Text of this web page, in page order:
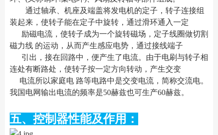
通过轴承、机座及端盖将发电机的定子，转子连接组
装起来，使转子能在定子中旋转，通过滑环通入一定
励磁电流，使转子成为一个旋转磁场，定子线圈做切割
磁力线 的运动，从而产生感应电势，通过接线端子
引出，接在回路中，便产生了电流。由于电刷与转子相
连处有断路处，使转子按一定方向转动，产生交变
电流所以家庭电 路等电路中是交变电流，简称交流电。
我国电网输出电流的频率是50赫兹也可生产60赫兹。
五、控制器性能及作用：